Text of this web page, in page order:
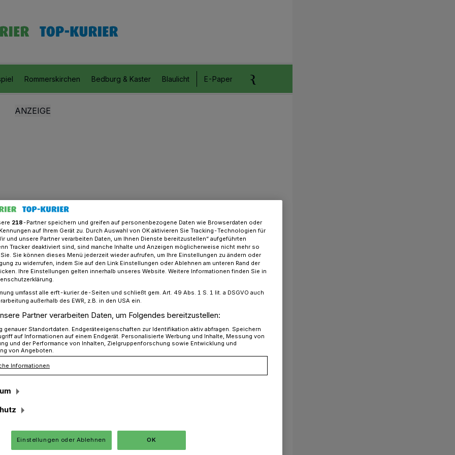
Rommerskirchen Bedburg & Kaster Blaulicht E-Paper Anzeigen aufgeben
bei Messungen
bei
Störung in einer Anlage zur
an der Aluminiumstraße trat
schwefliges Gas aus der Anlage aus.
gelbliche Rauchwolke.
rückte auch die Feuerwehr
218-Partner speichern und greifen auf personenbezogene Daten wie Browserdaten oder
auf Ihrem Gerät zu. Durch Auswahl von OK aktivieren Sie Tracking-Technologien für
und unsere Partner verarbeiten Daten, um Ihnen Dienste bereitzustellen“ aufgeführten
Tracker deaktiviert sind, sind manche Inhalte und Anzeigen möglicherweise nicht mehr so
Sie können dieses Menü jederzeit wieder aufrufen, um Ihre Einstellungen zu ändern oder
zu widerrufen, indem Sie auf den Link Einstellungen oder Ablehnen am unteren Rand der
Ihre Einstellungen gelten innerhalb unseres Website. Weitere Informationen finden Sie in
umfasst alle erft-kurier.de-Seiten und schließt gem. Art. 49 Abs. 1 S. 1 lit. a DSGVO auch
außerhalb des EWR, z.B. in den USA ein.
Partner verarbeiten Daten, um Folgendes bereitzustellen:
genauer Standortdaten. Endgeräteeigenschaften zur Identifikation aktiv abfragen. Speichern
auf Informationen auf einem Endgerät. Personalisierte Werbung und Inhalte, Messung von
und der Performance von Inhalten, Zielgruppenforschung sowie Entwicklung und
von Angeboten.
Informationen
Einstellungen oder Ablehnen OK